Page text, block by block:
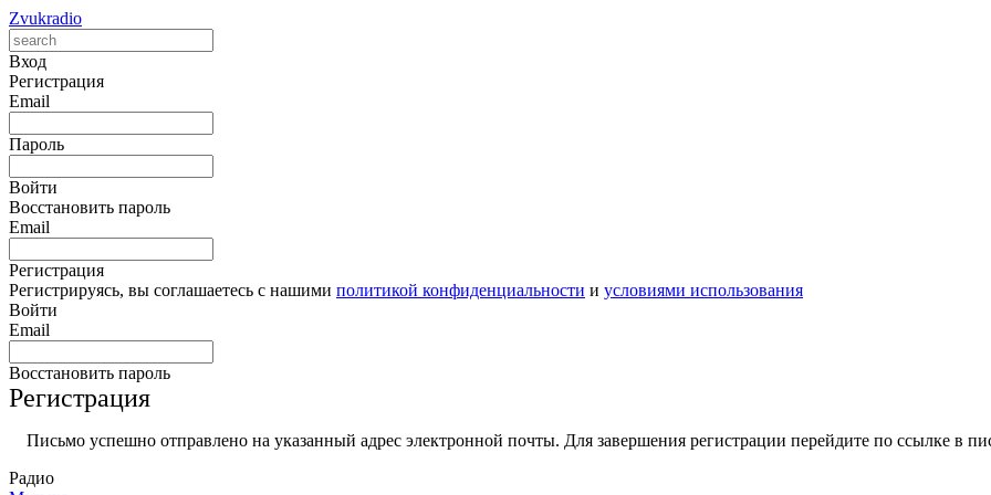
Zvukradio
Вход
Регистрация
Email
Пароль
Войти
Восстановить пароль
Email
Регистрация
Регистрируясь, вы соглашаетесь с нашими политикой конфиденциальности и условиями использования
Войти
Email
Восстановить пароль
Регистрация
Письмо успешно отправлено на указанный адрес электронной почты. Для завершения регистрации перейдите по ссылке в
Радио